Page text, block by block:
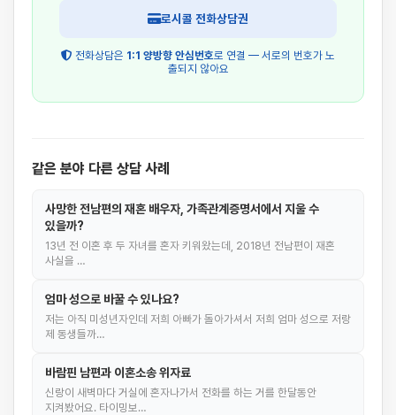
로시콜 전화상담권
전화상담은 1:1 양방향 안심번호로 연결 — 서로의 번호가 노
출되지 않아요
같은 분야 다른 상담 사례
사망한 전남편의 재혼 배우자, 가족관계증명서에서 지울 수
있을까?
13년 전 이혼 후 두 자녀를 혼자 키워왔는데, 2018년 전남편이 재혼
사실을 …
엄마 성으로 바꿀 수 있나요?
저는 아직 미성년자인데 저희 아빠가 돌아가셔서 저희 엄마 성으로 저랑
제 동생들까…
바람핀 남편과 이혼소송 위자료
신랑이 새벽마다 거실에 혼자나가서 전화를 하는 거를 한달동안
지켜봤어요. 타이밍보…